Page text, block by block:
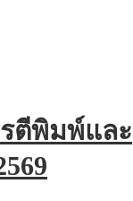
ตีพิมพ์และ